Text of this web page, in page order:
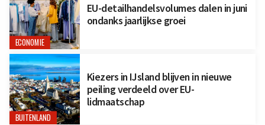
ECONOMIE
EU-detailhandelsvolumes dalen in juni
ondanks jaarlijkse groei
BUITENLAND
Kiezers in IJsland blijven in nieuwe
peiling verdeeld over EU-
lidmaatschap